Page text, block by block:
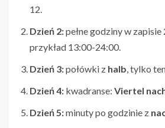
12.
Dzień 2:pełne godziny w
przykład 13:00-24:00.
Dzień 3:połówki z halb, tylko
Dzień 4: kwadranse: Viertel
Dzień 5:minuty po godzinie z